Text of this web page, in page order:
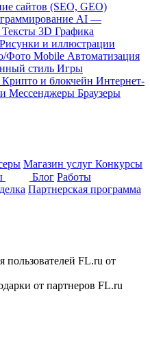
сайтов (SEO, GEO)
AI —
Тексты 3D Графика
Рисунки и иллюстрации
Фото Mobile Автоматизация
стиль Игры
Крипто и блокчейн Интернет-
Мессенджеры Браузеры
Магазин услуг Конкурсы
Блог Работы
Партнерская программа
FL.ru от
от партнеров FL.ru